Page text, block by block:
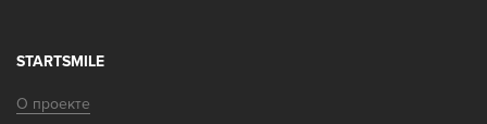
STARTSMILE
О проекте